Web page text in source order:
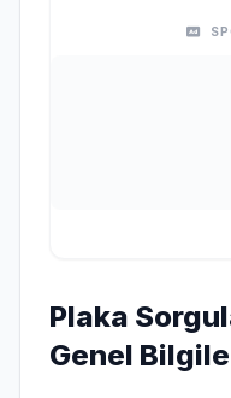
Plaka
Genel